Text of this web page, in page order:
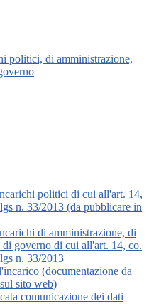
politici, di amministrazione,
politici di cui all'art. 14,
n. 33/2013 (da pubblicare in
di amministrazione, di
di governo di cui all'art. 14, co.
n. 33/2013
(documentazione da
sito web)
comunicazione dei dati